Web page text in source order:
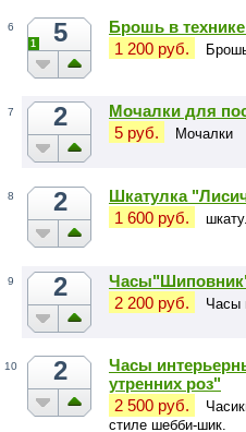
6 5
1
Брошь в
1 200 руб.
7 2
Мочалки для
5 руб.
Мочалки
8 2
Шкатулка
1 600 руб.
9 2
2 200 руб.
Часы
10 2
Часы
утренних роз"
2 500 руб.
стиле шебби-шик.